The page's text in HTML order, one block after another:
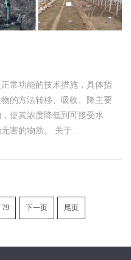
常功能的技术措施，具体指
的方法转移、吸收、降主要
使其浓度降低到可接受水
害的物质。 关于...
79 下一页 尾页